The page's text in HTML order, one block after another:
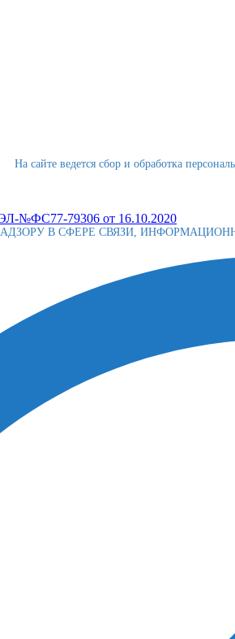
На сайте ведется сбор и обработка
ЭЛ-№ФС77-79306 от 16.10.2020
В СФЕРЕ СВЯЗИ,